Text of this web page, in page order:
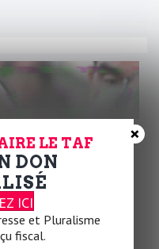
LE TAF
DON
ICI
et Pluralisme
fiscal.
×